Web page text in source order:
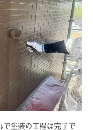
で塗装の工程は完了で